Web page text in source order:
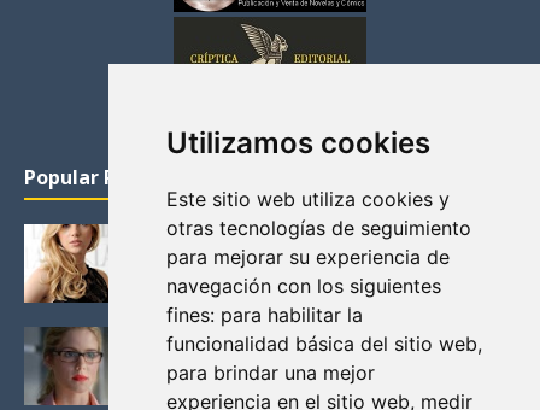
Utilizamos cookies
Este sitio web utiliza cookies y
otras tecnologías de seguimiento
para mejorar su experiencia de
navegación con los siguientes
fines: para habilitar la
funcionalidad básica del sitio web,
para brindar una mejor
experiencia en el sitio web, medir
Popular Posts
KATHERYN WINNICK: LA ACTRIZ MAS GUAPA DE
VIKINGOS
Junio 14, 2013
FELICITY (EMILY BETT RICKARDS), LAS FOTOS
MAS BONITAS DE LA ALIADA DE ARROW
Noviembre 30, 2013